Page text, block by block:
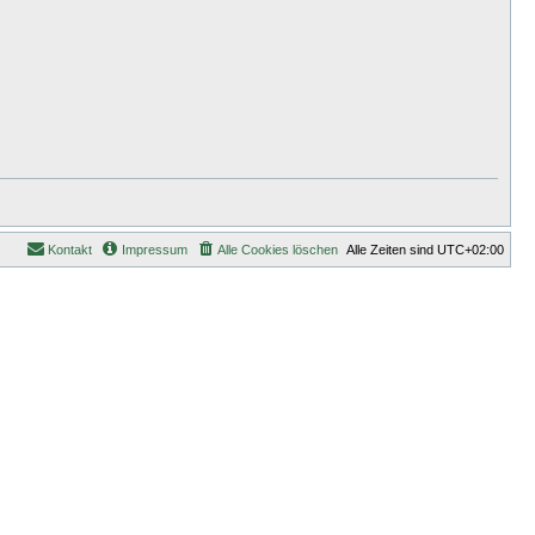
Alle Zeiten sind UTC+02:00
Alle Cookies löschen
Impressum
Kontakt